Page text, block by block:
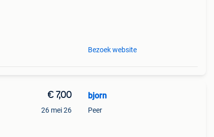
Bezoek website
€ 7,00
26 mei 26
bjorn
Peer